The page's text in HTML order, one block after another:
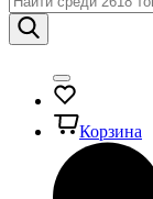
Корзина